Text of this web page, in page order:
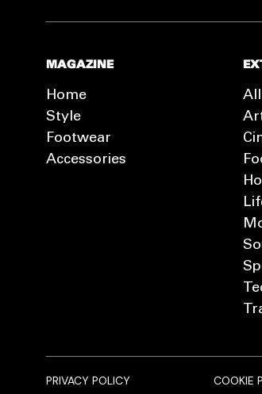
MAGAZINE
Home
Style
Footwear
Accessories
PRIVACY POLICY COOKIE